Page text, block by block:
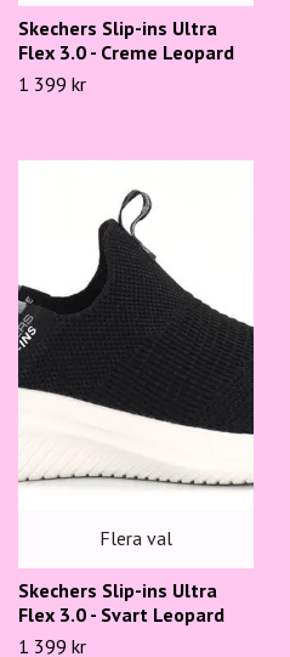
Skechers Slip-ins Ultra
Flex 3.0 - Creme Leopard
1 399 kr
Flera val
Skechers Slip-ins Ultra
Flex 3.0 - Svart Leopard
1 399 kr